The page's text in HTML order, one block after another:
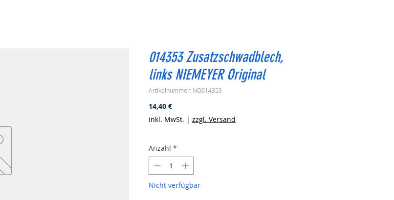
014353 Zusatzschwadblech,
links NIEMEYER Original
Artikelnummer: NO014353
14,40 €Preis
inkl. MwSt. | zzgl. Versand
Anzahl *
Nicht verfügbar